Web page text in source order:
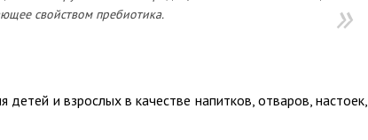
свойством пребиотика.
и взрослых в качестве напитков, отваров, настоек,